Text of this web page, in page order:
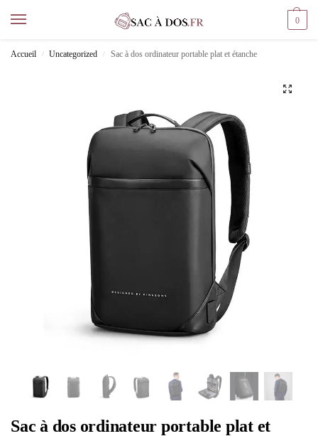
0
Accueil / Uncategorized / Sac à dos ordinateur portable plat et étanche
Sac à dos ordinateur portable plat et